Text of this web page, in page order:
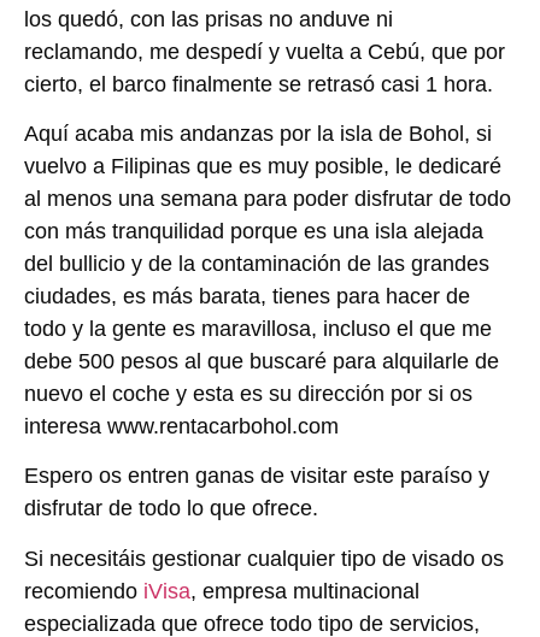
los quedó, con las prisas no anduve ni
reclamando, me despedí y vuelta a Cebú, que por
cierto, el barco finalmente se retrasó casi 1 hora.
Aquí acaba mis andanzas por la isla de Bohol, si
vuelvo a Filipinas que es muy posible, le dedicaré
al menos una semana para poder disfrutar de todo
con más tranquilidad porque es una isla alejada
del bullicio y de la contaminación de las grandes
ciudades, es más barata, tienes para hacer de
todo y la gente es maravillosa, incluso el que me
debe 500 pesos al que buscaré para alquilarle de
nuevo el coche y esta es su dirección por si os
interesa www.rentacarbohol.com
Espero os entren ganas de visitar este paraíso y
disfrutar de todo lo que ofrece.
Si necesitáis gestionar cualquier tipo de visado os
recomiendo iVisa, empresa multinacional
especializada que ofrece todo tipo de servicios,